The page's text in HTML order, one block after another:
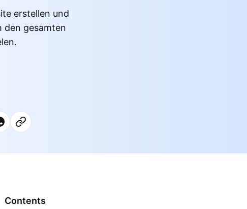
erstellen und
den gesamten
Contents